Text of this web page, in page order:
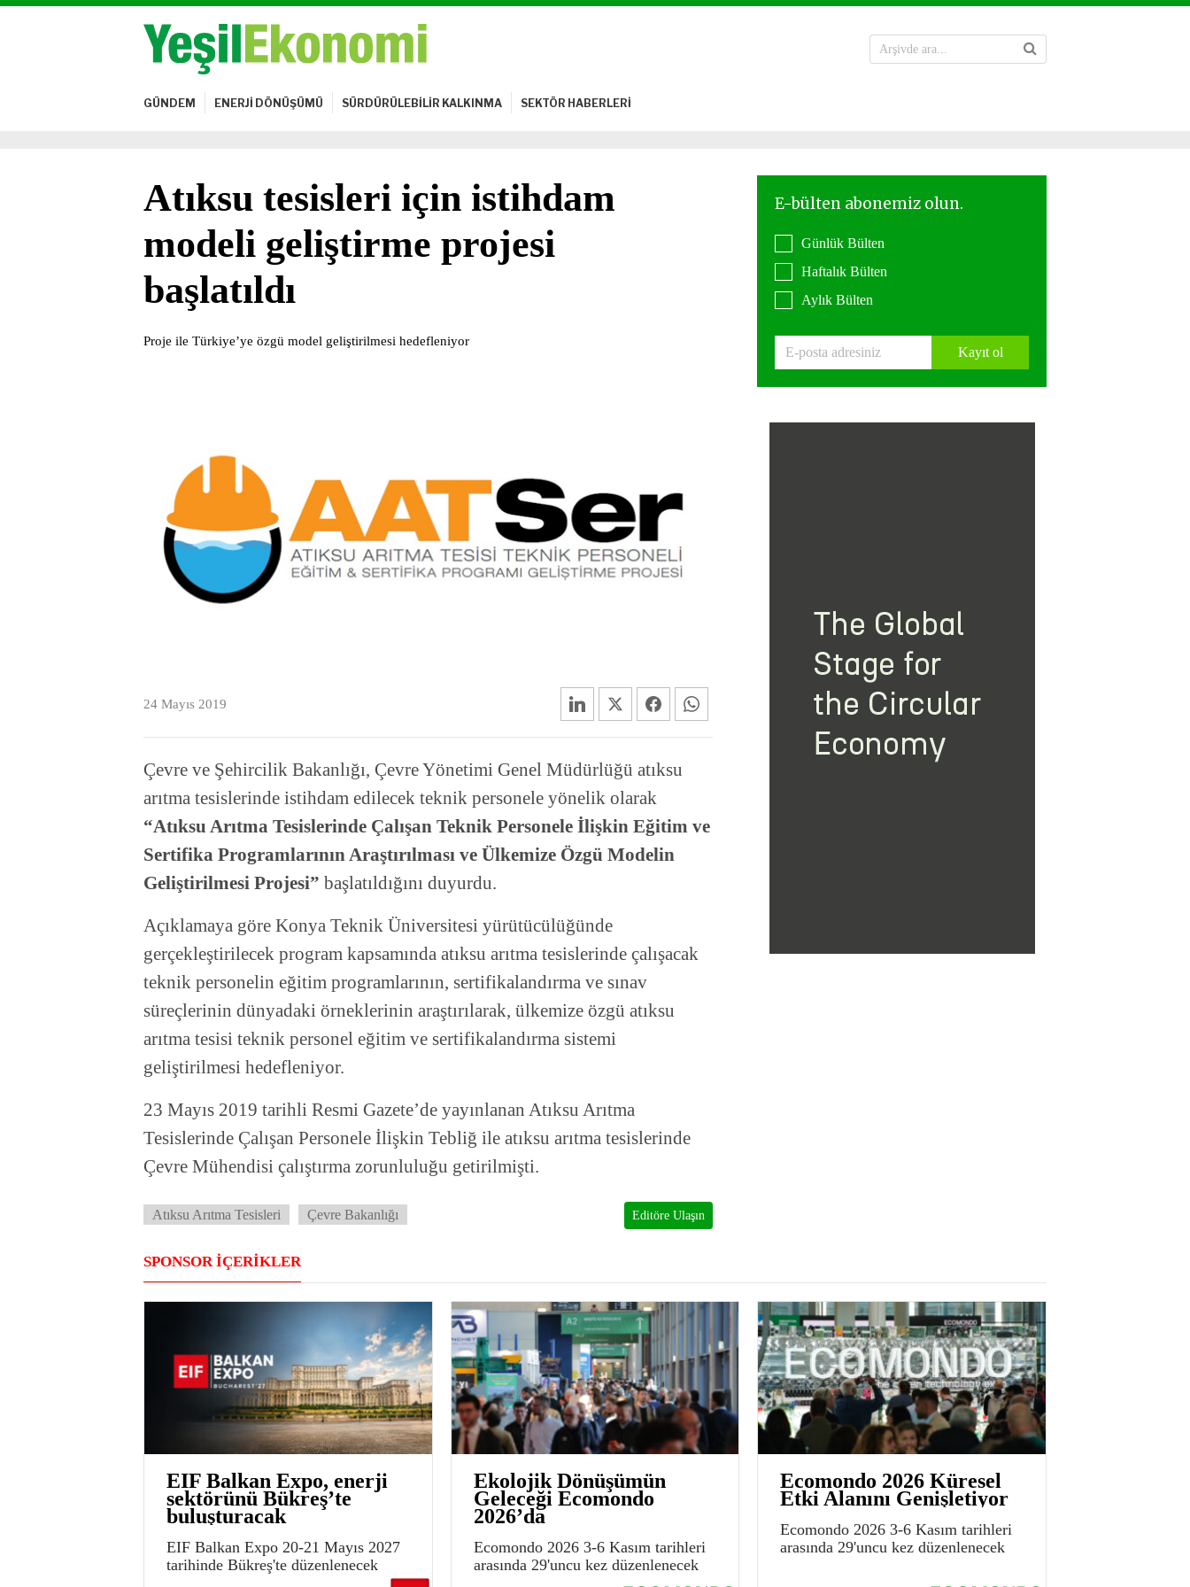
GÜNDEM ENERJİ DÖNÜŞÜMÜ SÜRDÜRÜLEBİLİR KALKINMA SEKTÖR HABERLERİ
Atıksu tesisleri için istihdam
modeli geliştirme projesi
başlatıldı
Proje ile Türkiye’ye özgü model geliştirilmesi hedefleniyor
24 Mayıs 2019
Çevre ve Şehircilik Bakanlığı, Çevre Yönetimi Genel Müdürlüğü atıksu
arıtma tesislerinde istihdam edilecek teknik personele yönelik olarak
“Atıksu Arıtma Tesislerinde Çalışan Teknik Personele İlişkin Eğitim ve
Sertifika Programlarının Araştırılması ve Ülkemize Özgü Modelin
Geliştirilmesi Projesi” başlatıldığını duyurdu.
Açıklamaya göre Konya Teknik Üniversitesi yürütücülüğünde
gerçekleştirilecek program kapsamında atıksu arıtma tesislerinde çalışacak
teknik personelin eğitim programlarının, sertifikalandırma ve sınav
süreçlerinin dünyadaki örneklerinin araştırılarak, ülkemize özgü atıksu
arıtma tesisi teknik personel eğitim ve sertifikalandırma sistemi
geliştirilmesi hedefleniyor.
23 Mayıs 2019 tarihli Resmi Gazete’de yayınlanan Atıksu Arıtma
Tesislerinde Çalışan Personele İlişkin Tebliğ ile atıksu arıtma tesislerinde
Çevre Mühendisi çalıştırma zorunluluğu getirilmişti.
Atıksu Arıtma Tesisleri Çevre Bakanlığı Editöre Ulaşın
Günlük Bülten
Haftalık Bülten
Aylık Bülten
Kayıt ol
SPONSOR İÇERİKLER
EIF Balkan Expo, enerji
sektörünü Bükreş’te
buluşturacak
EIF Balkan Expo 20-21 Mayıs 2027
tarihinde Bükreş'te düzenlenecek
Ekolojik Dönüşümün
Geleceği Ecomondo
2026’da
Ecomondo 2026 3-6 Kasım tarihleri
arasında 29'uncu kez düzenlenecek
Ecomondo 2026 Küresel
Etki Alanını Genişletiyor
Ecomondo 2026 3-6 Kasım tarihleri
arasında 29'uncu kez düzenlenecek